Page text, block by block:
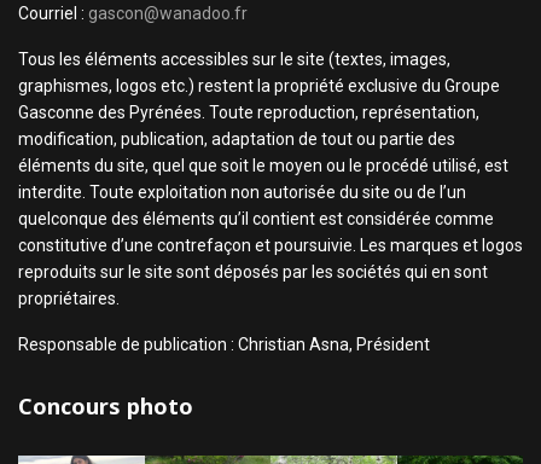
Courriel : gascon@wanadoo.fr
Tous les éléments accessibles sur le site (textes, images,
graphismes, logos etc.) restent la propriété exclusive du Groupe
Gasconne des Pyrénées. Toute reproduction, représentation,
modification, publication, adaptation de tout ou partie des
éléments du site, quel que soit le moyen ou le procédé utilisé, est
interdite. Toute exploitation non autorisée du site ou de l’un
quelconque des éléments qu’il contient est considérée comme
constitutive d’une contrefaçon et poursuivie. Les marques et logos
reproduits sur le site sont déposés par les sociétés qui en sont
propriétaires.
Responsable de publication : Christian Asna, Président
Concours photo